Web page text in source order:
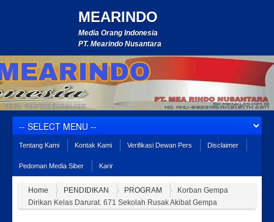
MEARINDO
Media Orang Indonesia
PT. Mearindo Nusantara
Tentang Kami Kontak Kami Verifikasi Dewan Pers Disclaimer
Pedoman Media Siber Karir
Home PENDIDIKAN PROGRAM
Korban Gempa
Dirikan Kelas Darurat. 671 Sekolah Rusak Akibat Gempa